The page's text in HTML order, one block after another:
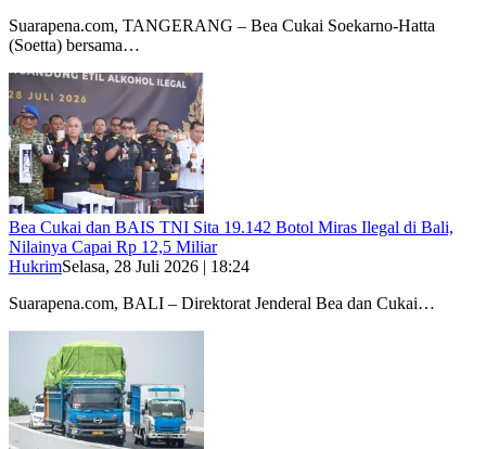
Suarapena.com, TANGERANG – Bea Cukai Soekarno-Hatta
(Soetta) bersama…
Bea Cukai dan BAIS TNI Sita 19.142 Botol Miras Ilegal di Bali,
Nilainya Capai Rp 12,5 Miliar
HukrimSelasa, 28 Juli 2026 | 18:24
Suarapena.com, BALI – Direktorat Jenderal Bea dan Cukai…